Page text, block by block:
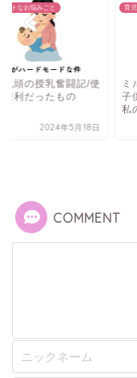
育児
ミルク育児何が悪いの？
子供2人を完ミで育てた
2023年12月11日
COMMENT